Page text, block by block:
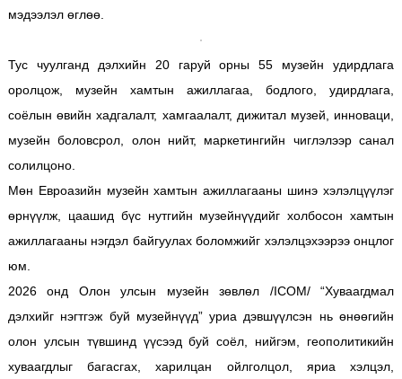
мэдээлэл өглөө.
Тус чуулганд дэлхийн 20 гаруй орны 55 музейн удирдлага
оролцож, музейн хамтын ажиллагаа, бодлого, удирдлага,
соёлын өвийн хадгалалт, хамгаалалт, дижитал музей, инноваци,
музейн боловсрол, олон нийт, маркетингийн чиглэлээр санал
солилцоно.
Мөн Евроазийн музейн хамтын ажиллагааны шинэ хэлэлцүүлэг
өрнүүлж, цаашид бүс нутгийн музейнүүдийг холбосон хамтын
ажиллагааны нэгдэл байгуулах боломжийг хэлэлцэхээрээ онцлог
юм.
2026 онд Олон улсын музейн зөвлөл /ICOM/ “Хуваагдмал
дэлхийг нэгтгэж буй музейнүүд” уриа дэвшүүлсэн нь өнөөгийн
олон улсын түвшинд үүсээд буй соёл, нийгэм, геополитикийн
хуваагдлыг багасгах, харилцан ойлголцол, яриа хэлцэл,